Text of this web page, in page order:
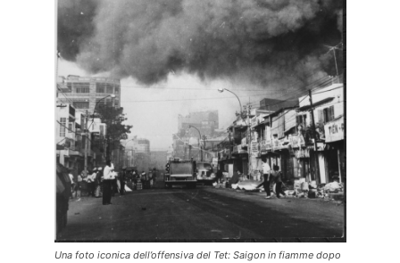
Una foto iconica dell’offensiva del Tet: Saigon in fiamme dopo